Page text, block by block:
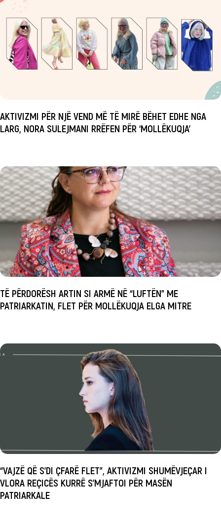
AKTIVIZMI PËR NJË VEND MË TË MIRË BËHET EDHE NGA
LARG, NORA SULEJMANI RRËFEN PËR ‘MOLLËKUQJA’
TË PËRDORËSH ARTIN SI ARMË NË “LUFTËN” ME
PATRIARKATIN, FLET PËR MOLLËKUQJA ELGA MITRE
“VAJZË QË S’DI ÇFARË FLET”, AKTIVIZMI SHUMËVJEÇAR I
VLORA REÇICËS KURRË S’MJAFTOI PËR MASËN
PATRIARKALE